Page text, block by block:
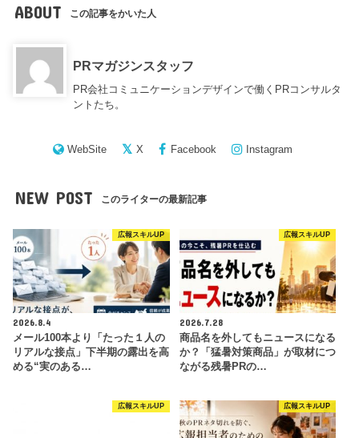
ABOUT この記事をかいた人
PRマガジンスタッフ
PR会社コミュニケーションデザインで働くPRコンサルタ
ントたち。
WebSite X Facebook Instagram
NEW POST このライターの最新記事
広報スキルUP
2026.8.4
メール100本より「たった１人の
リアルな接点」下半期の露出を高
める“実のある…
広報スキルUP
2026.7.28
商品名を外してもニュースになる
か？「猛暑対策商品」が取材につ
ながる残暑PRの…
広報スキルUP 広報スキルUP